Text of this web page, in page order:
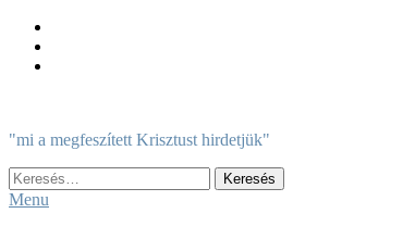
Skip
Content
"mi a megfeszített Krisztust hirdetjük"
Keresés:
Menu